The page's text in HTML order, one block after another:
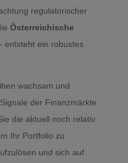
regulatorischer
Österreichische
entsteht ein robustes
wachsam und
der Finanzmärkte.
die aktuell noch relativ
Ihr Portfolio zu
und sich auf